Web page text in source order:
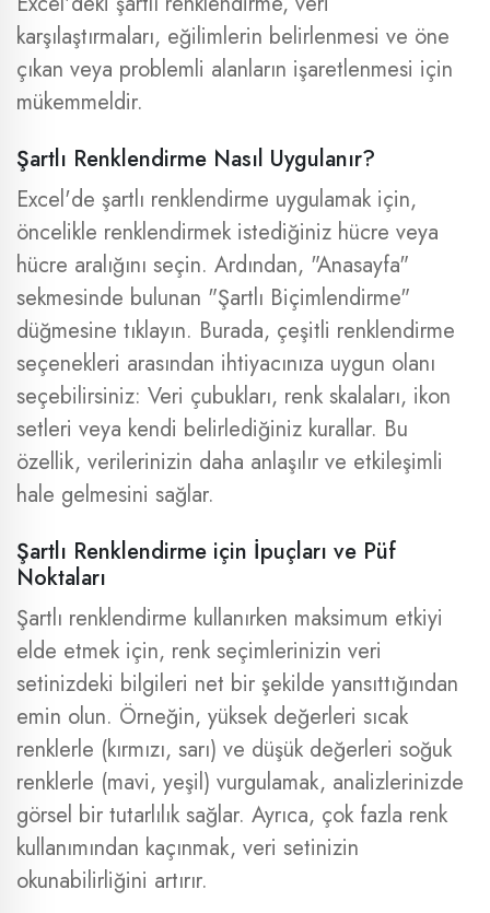
karşılaştırmaları, eğilimlerin belirlenmesi ve öne
çıkan veya problemli alanların işaretlenmesi için
mükemmeldir.
Şartlı Renklendirme Nasıl Uygulanır?
Excel'de şartlı renklendirme uygulamak için,
öncelikle renklendirmek istediğiniz hücre veya
hücre aralığını seçin. Ardından, "Anasayfa"
sekmesinde bulunan "Şartlı Biçimlendirme"
düğmesine tıklayın. Burada, çeşitli renklendirme
seçenekleri arasından ihtiyacınıza uygun olanı
seçebilirsiniz: Veri çubukları, renk skalaları, ikon
setleri veya kendi belirlediğiniz kurallar. Bu
özellik, verilerinizin daha anlaşılır ve etkileşimli
hale gelmesini sağlar.
Şartlı Renklendirme için İpuçları ve Püf
Noktaları
Şartlı renklendirme kullanırken maksimum etkiyi
elde etmek için, renk seçimlerinizin veri
setinizdeki bilgileri net bir şekilde yansıttığından
emin olun. Örneğin, yüksek değerleri sıcak
renklerle (kırmızı, sarı) ve düşük değerleri soğuk
renklerle (mavi, yeşil) vurgulamak, analizlerinizde
görsel bir tutarlılık sağlar. Ayrıca, çok fazla renk
kullanımından kaçınmak, veri setinizin
okunabilirliğini artırır.